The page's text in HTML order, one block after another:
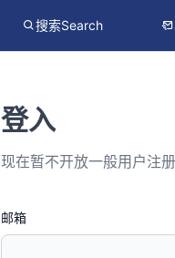
搜索Search
登入
现在暂不开放一般用户注册
邮箱